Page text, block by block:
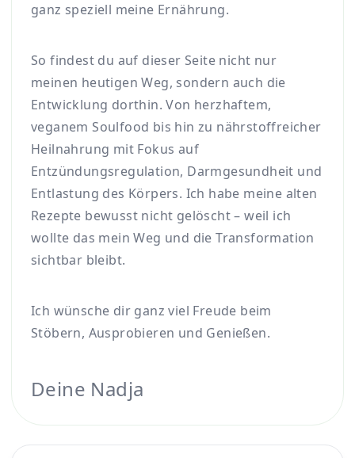
ganz speziell meine Ernährung.
So findest du auf dieser Seite nicht nur
meinen heutigen Weg, sondern auch die
Entwicklung dorthin. Von herzhaftem,
veganem Soulfood bis hin zu nährstoffreicher
Heilnahrung mit Fokus auf
Entzündungsregulation, Darmgesundheit und
Entlastung des Körpers. Ich habe meine alten
Rezepte bewusst nicht gelöscht – weil ich
wollte das mein Weg und die Transformation
sichtbar bleibt.
Ich wünsche dir ganz viel Freude beim
Stöbern, Ausprobieren und Genießen.
Deine Nadja